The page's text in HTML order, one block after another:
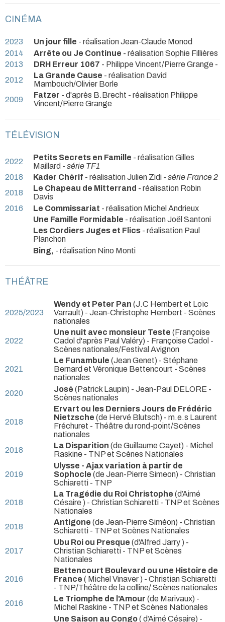
CINÉMA
2023 Un jour fille - réalisation Jean-Claude Monod
2014
Arrête ou Je Continue - réalisation Sophie Fillières
2013
DRH Erreur 1067 - Philippe Vincent/Pierre Grange -
2012
La Grande Cause - réalisation David
Mambouch/Olivier Borle
2009
Fatzer - d'après B.Brecht - réalisation Philippe
Vincent/Pierre Grange
TÉLÉVISION
2022 Petits Secrets en Famille - réalisation Gilles
Maillard - série TF1
2018
Kader Chérif - réalisation Julien Zidi - série France 2
2018
Le Chapeau de Mitterrand - réalisation Robin
Davis
2016
Le Commissariat - réalisation Michel Andrieux
Une Famille Formidable - réalisation Joël Santoni
Les Cordiers Juges et Flics - réalisation Paul
Planchon
Bing, - réalisation Nino Monti
THÉÂTRE
2025/2023
Wendy et Peter Pan (J.C Hembert et Loïc
Varrault) - Jean-Christophe Hembert - Scènes
nationales
2022
Une nuit avec monsieur Teste (Françoise
Cadol d'après Paul Valéry) - Françoise Cadol -
Scènes nationales/Festival Avignon
2021
Le Funambule (Jean Genet) - Stéphane
Bernard et Véronique Bettencourt - Scènes
nationales
2020
José (Patrick Laupin) - Jean-Paul DELORE -
Scènes nationales
2018
Ervart ou les Derniers Jours de Frédéric
Nietzsche (de Hervé Blutsch) - m.e.s Laurent
Fréchuret - Théâtre du rond-point/Scènes
nationales
2018
La Disparition (de Guillaume Cayet) - Michel
Raskine - TNP et Scènes Nationales
2019
Ulysse - Ajax variation à partir de
Sophocle (de Jean-Pierre Simeon) - Christian
Schiaretti - TNP
2018
La Tragédie du Roi Christophe (d’Aimé
Césaire ) - Christian Schiaretti - TNP et Scènes
Nationales
2018
Antigone (de Jean-Pierre Siméon) - Christian
Schiaretti - TNP et Scènes Nationales
2017
Ubu Roi ou Presque (d'Alfred Jarry ) -
Christian Schiaretti - TNP et Scènes
Nationales
2016
Bettencourt Boulevard ou une Histoire de
France ( Michel Vinaver ) - Christian Schiaretti
- TNP/Théâtre de la colline/ Scènes nationales
2016
Le Triomphe de l'Amour (de Marivaux) -
Michel Raskine - TNP et Scènes Nationales
Une Saison au Congo( d’Aimé Césaire) -